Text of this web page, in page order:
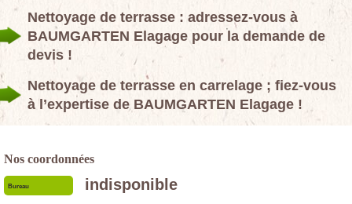
Nettoyage de terrasse : adressez-vous à
BAUMGARTEN Elagage pour la demande de
devis !
Nettoyage de terrasse en carrelage ; fiez-vous
à l’expertise de BAUMGARTEN Elagage !
Nos coordonnées
Bureau indisponible